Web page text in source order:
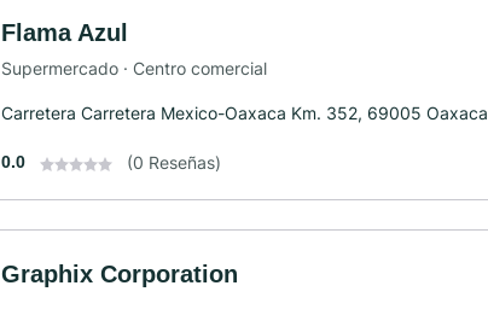
Flama Azul
Supermercado · Centro comercial
Carretera Carretera Mexico-Oaxaca Km. 352, 69005 Oaxaca
0.0 (0 Reseñas)
Graphix Corporation